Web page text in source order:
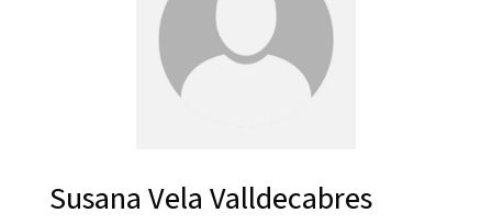
Susana Vela Valldecabres